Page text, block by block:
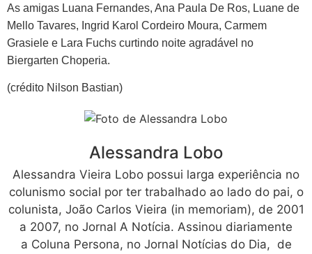
As amigas Luana Fernandes, Ana Paula De Ros, Luane de
Mello Tavares, Ingrid Karol Cordeiro Moura, Carmem
Grasiele e Lara Fuchs curtindo noite agradável no
Biergarten Choperia.
(crédito Nilson Bastian)
Alessandra Lobo
Alessandra Vieira Lobo possui larga experiência no
colunismo social por ter trabalhado ao lado do pai, o
colunista, João Carlos Vieira (in memoriam), de 2001
a 2007, no Jornal A Notícia. Assinou diariamente
a Coluna Persona, no Jornal Notícias do Dia, de